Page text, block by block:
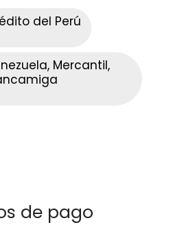
del Perú
Mercantil,
de pago